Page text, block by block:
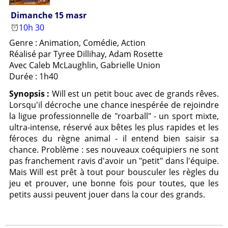
Dimanche 15 masr
10h 30
Genre : Animation, Comédie, Action
Réalisé par Tyree Dillihay, Adam Rosette
Avec Caleb McLaughlin, Gabrielle Union
Durée : 1h40
Synopsis : Will est un petit bouc avec de grands rêves.
Lorsqu'il décroche une chance inespérée de rejoindre
la ligue professionnelle de "roarball" - un sport mixte,
ultra-intense, réservé aux bêtes les plus rapides et les
féroces du règne animal - il entend bien saisir sa
chance. Problème : ses nouveaux coéquipiers ne sont
pas franchement ravis d'avoir un "petit" dans l'équipe.
Mais Will est prêt à tout pour bousculer les règles du
jeu et prouver, une bonne fois pour toutes, que les
petits aussi peuvent jouer dans la cour des grands.